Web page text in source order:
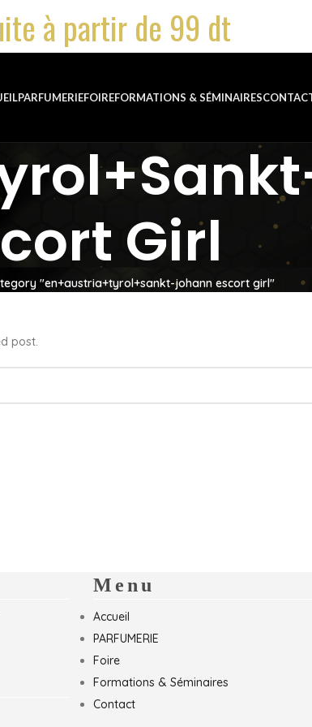
à partir de 99 dt
PARFUMERIEFOIREFORMATIONS & SÉMINAIRES
Girl
"en+austria+tyrol+sankt-johann escort girl"
post.
Menu
Accueil
PARFUMERIE
Foire
Formations & Séminaires
Contact